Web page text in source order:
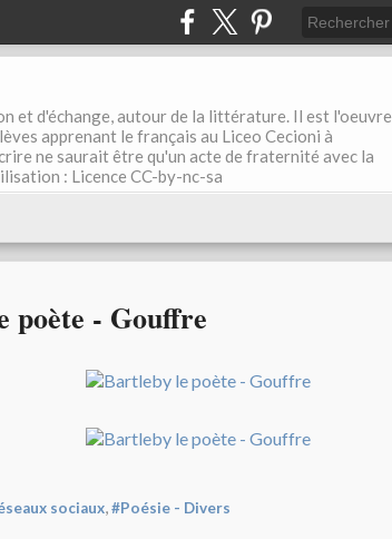
et d'échange, autour de la littérature. Il est l'oeuvre
apprenant le français au Liceo Cecioni à
ne saurait être qu'un acte de fraternité avec la
: Licence CC-by-nc-sa
poète - Gouffre
sociaux,#Poésie - Divers